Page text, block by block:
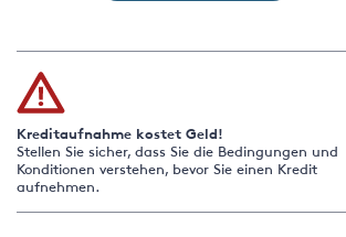
Kreditaufnahme kostet Geld!
Stellen Sie sicher, dass Sie die Bedingungen und
Konditionen verstehen, bevor Sie einen Kredit
aufnehmen.